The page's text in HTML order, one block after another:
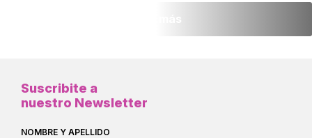
Suscribite a
nuestro Newsletter
NOMBRE Y APELLIDO